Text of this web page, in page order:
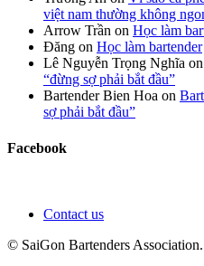
việt nam thường không
Arrow Trần on Học làm
Đăng on Học làm bartender
Lê Nguyễn Trọng Nghĩa on
“đừng sợ phải bắt đầu”
Bartender Bien Hoa on
sợ phải bắt đầu”
Facebook
Contact us
© SaiGon Bartenders